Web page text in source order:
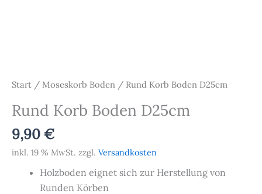
Start / Moseskorb Boden / Rund Korb Boden D25cm
Rund Korb Boden D25cm
9,90€
inkl. 19 % MwSt. zzgl. Versandkosten
Holzboden eignet sich zur Herstellung von
Runden Körben